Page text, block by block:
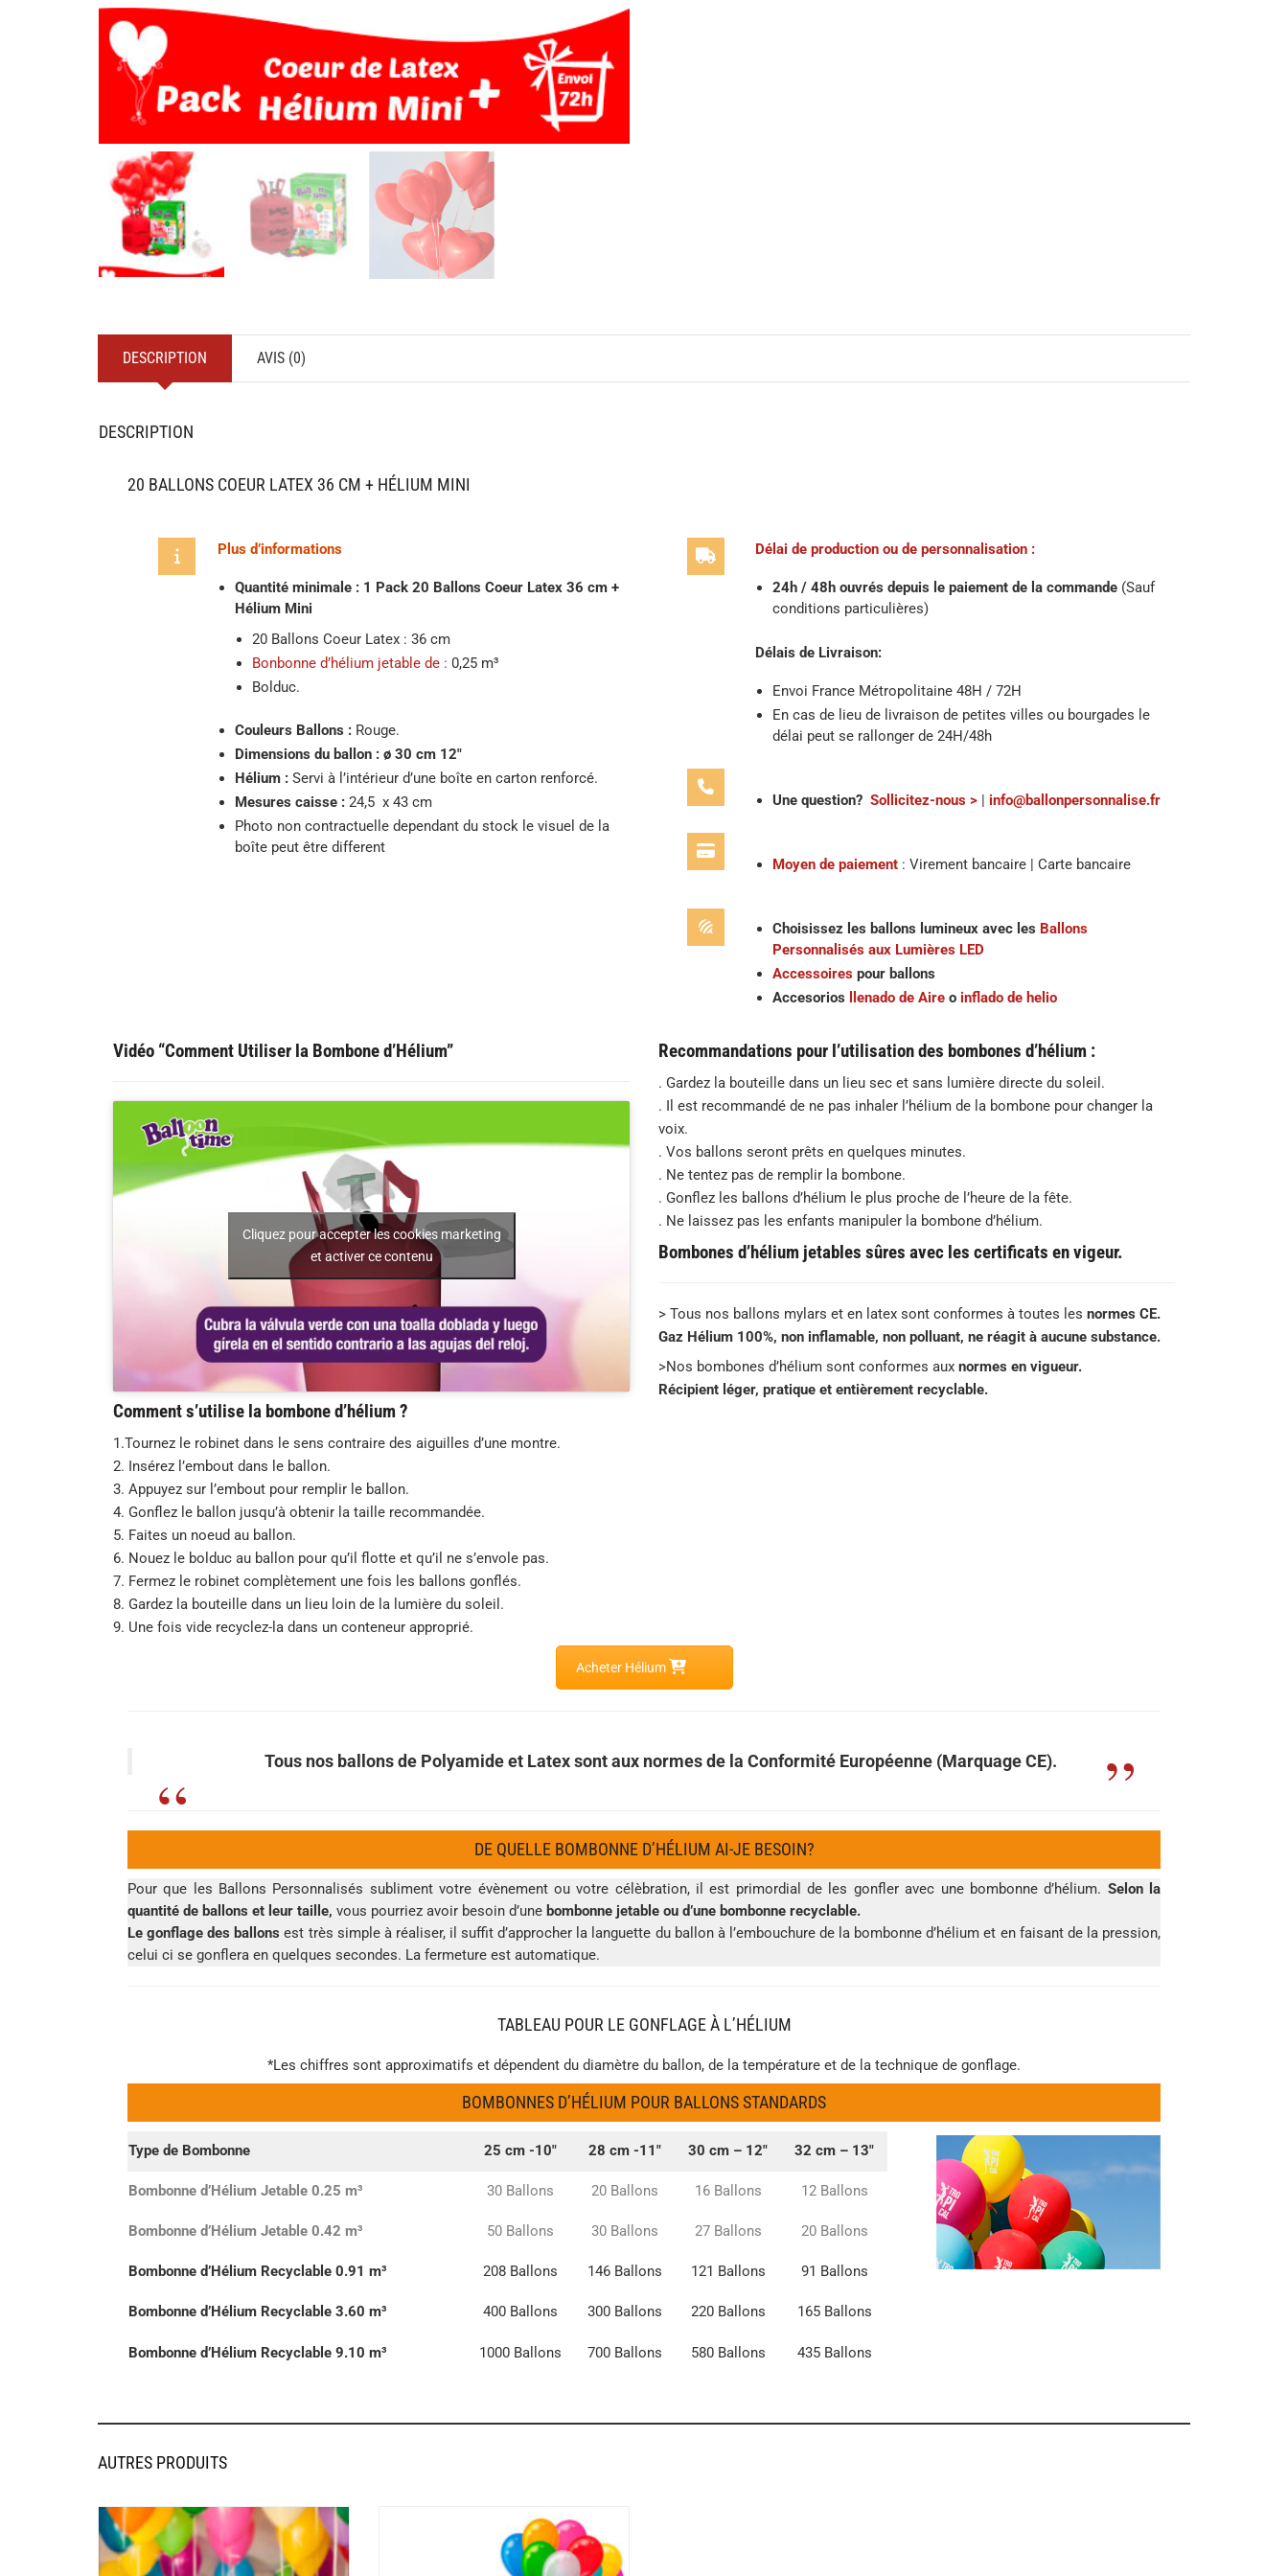
DESCRIPTION AVIS (0)
DESCRIPTION
20 BALLONS COEUR LATEX 36 CM + HÉLIUM MINI
Plus d’informations
Quantité minimale : 1 Pack 20 Ballons Coeur Latex 36 cm +
Hélium Mini
20 Ballons Coeur Latex : 36 cm
Bonbonne d’hélium jetable de : 0,25 m³
Bolduc.
Couleurs Ballons : Rouge.
Dimensions du ballon : ø 30 cm 12″
Hélium :Servi à l’intérieur d’une boîte en carton renforcé.
Mesures caisse :24,5 x 43 cm
Photo non contractuelle dependant du stock le visuel de la
boîte peut être different
Délai de production ou de personnalisation :
24h / 48h ouvrés depuis le paiement de la commande (Sauf
conditions particulières)
Délais de Livraison:
Envoi France Métropolitaine 48H / 72H
En cas de lieu de livraison de petites villes ou bourgades le
délai peut se rallonger de 24H/48h
Une question? Sollicitez-nous > | info@ballonpersonnalise.fr
Moyen de paiement : Virement bancaire | Carte bancaire
Choisissez les ballons lumineux avec les Ballons
Personnalisés aux Lumières LED
Accessoires pour ballons
Accesorios
llenado de Aire o inflado de helio
Vidéo “Comment Utiliser la Bombone d’Hélium”
Cliquez pour accepter les cookies marketing
et activer ce contenu
Comment s’utilise la bombone d’hélium ?
1.Tournez le robinet dans le sens contraire des aiguilles d’une montre.
2. Insérez l’embout dans le ballon.
3. Appuyez sur l’embout pour remplir le ballon.
4. Gonflez le ballon jusqu’à obtenir la taille recommandée.
5. Faites un noeud au ballon.
6. Nouez le bolduc au ballon pour qu’il flotte et qu’il ne s’envole pas.
7. Fermez le robinet complètement une fois les ballons gonflés.
8. Gardez la bouteille dans un lieu loin de la lumière du soleil.
9. Une fois vide recyclez-la dans un conteneur approprié.
Recommandations pour l’utilisation des bombones d’hélium :
. Gardez la bouteille dans un lieu sec et sans lumière directe du soleil.
. Il est recommandé de ne pas inhaler l’hélium de la bombone pour changer la
voix.
. Vos ballons seront prêts en quelques minutes.
. Ne tentez pas de remplir la bombone.
. Gonflez les ballons d’hélium le plus proche de l’heure de la fête.
. Ne laissez pas les enfants manipuler la bombone d’hélium.
Bombones d’hélium jetables sûres avec les certificats en vigeur.
> Tous nos ballons mylars et en latex sont conformes à toutes les normes CE.
Gaz Hélium 100%, non inflamable, non polluant, ne réagit à aucune substance.
>Nos bombones d’hélium sont conformes aux normes en vigueur.
Récipient léger, pratique et entièrement recyclable.
Acheter Hélium
Tous nos ballons de Polyamide et Latex sont aux normes de la Conformité Européenne (Marquage CE).
DE QUELLE BOMBONNE D’HÉLIUM AI-JE BESOIN?
Pour que les Ballons Personnalisés subliment votre évènement ou votre célèbration, il est primordial de les gonfler avec une bombonne d’hélium. Selon la
quantité de ballons et leur taille, vous pourriez avoir besoin d’une bombonne jetable ou d’une bombonne recyclable.
Le gonflage des ballons est très simple à réaliser, il suffit d’approcher la languette du ballon à l’embouchure de la bombonne d’hélium et en faisant de la pression,
celui ci se gonflera en quelques secondes. La fermeture est automatique.
TABLEAU POUR LE GONFLAGE À L’HÉLIUM
*Les chiffres sont approximatifs et dépendent du diamètre du ballon, de la température et de la technique de gonflage.
BOMBONNES D’HÉLIUM POUR BALLONS STANDARDS
Type de Bombonne 25 cm -10″ 28 cm -11″ 30 cm – 12″ 32 cm – 13″
Bombonne d’Hélium Jetable 0.25 m³ 30 Ballons 20 Ballons 16 Ballons 12 Ballons
Bombonne d’Hélium Jetable 0.42 m³ 50 Ballons 30 Ballons 27 Ballons 20 Ballons
Bombonne d’Hélium Recyclable 0.91 m³ 208 Ballons 146 Ballons 121 Ballons 91 Ballons
Bombonne d’Hélium Recyclable 3.60 m³ 400 Ballons 300 Ballons 220 Ballons 165 Ballons
Bombonne d’Hélium Recyclable 9.10 m³ 1000 Ballons 700 Ballons 580 Ballons 435 Ballons
AUTRES PRODUITS